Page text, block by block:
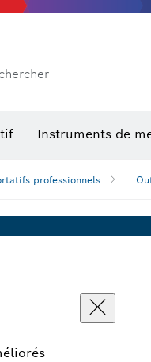
Instruments de
professionnels